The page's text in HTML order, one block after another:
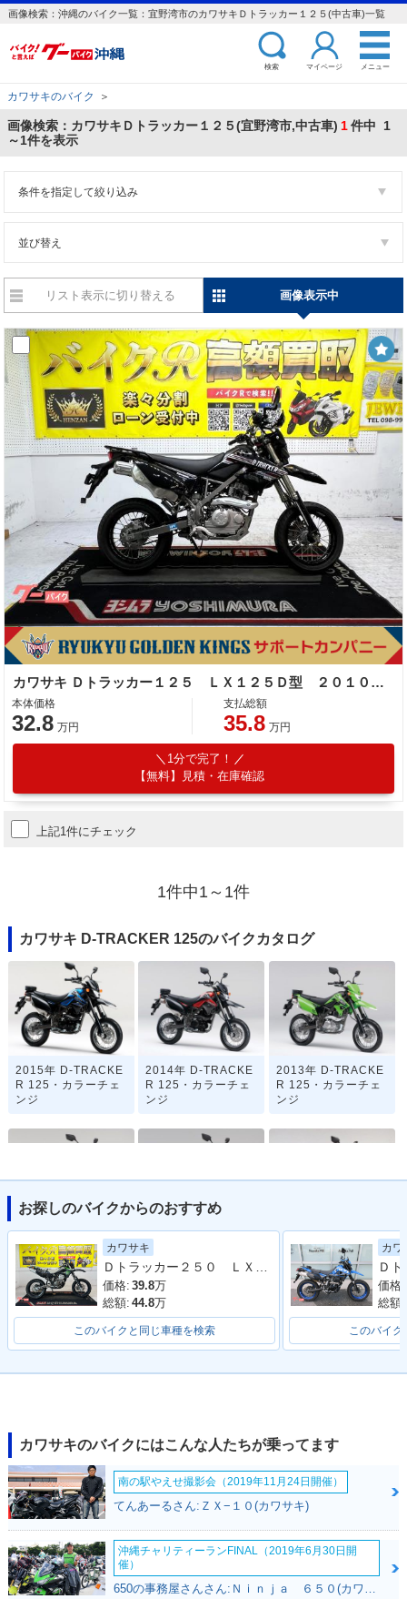
画像検索：沖縄のバイク一覧：宜野湾市のカワサキＤトラッカー１２５(中古車)一覧
検索 マイページ メニュー
カワサキのバイク ＞
画像検索：カワサキＤトラッカー１２５(宜野湾市,中古車) 1件中 1
～1件を表示
条件を指定して絞り込み
並び替え
リスト表示に切り替える 画像表示中
カワサキ Ｄトラッカー１２５ ＬＸ１２５Ｄ型 ２０１０年モデル 社外ナックルガード 電圧計 サブコン アルミリム 社外ハンドル
本体価格
32.8 万円
支払総額
35.8 万円
1分で完了！
【無料】見積・在庫確認
上記1件にチェック
1件中1～1件
カワサキ D-TRACKER 125のバイクカタログ
2015年 D-TRACKE
R 125・カラーチェ
ンジ
2014年 D-TRACKE
R 125・カラーチェ
ンジ
2013年 D-TRACKE
R 125・カラーチェ
ンジ
2012年 D-TRACKE
R 125・マイナーチ
ェンジ
2011年 D-TRACKE
R 125・追加
2011年 D-TRACKE
R 125・カラーチェ
ンジ
お探しのバイクからのおすすめ
カワサキ
価格: 39.8万
総額: 44.8万
このバイクと同じ車種を検索
カワ
価格:
総額:
このバイク
カワサキのバイクにはこんな人たちが乗ってます
南の駅やえせ撮影会（2019年11月24日開催）
てんあーるさん:ＺＸ−１０(カワサキ)
沖縄チャリティーランFINAL（2019年6月30日開
催）
650の事務屋さんさん:Ｎｉｎｊａ ６５０(カワサキ)